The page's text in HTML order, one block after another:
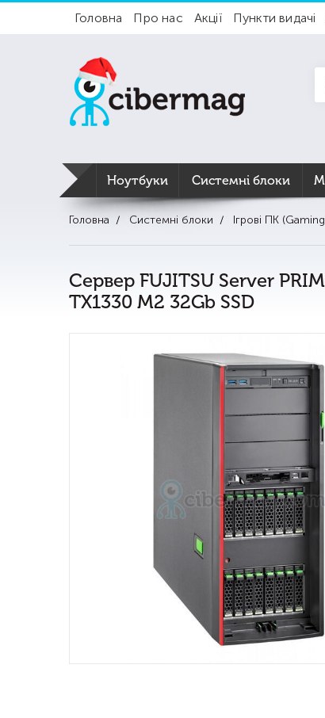
Головна Про нас Акції Пункти видачі
Ноутбуки Системні блоки
Головна Системні блоки Ігрові ПК
Сервер FUJITSU Server
TX1330 M2 32Gb SSD